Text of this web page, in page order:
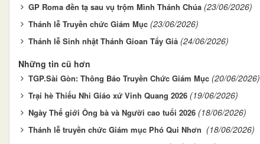
GP Roma đền tạ sau vụ trộm Mình Thánh Chúa (23/06/2026)
Thánh lễ Truyền chức Giám Mục (23/06/2026)
Thánh lễ Sinh nhật Thánh Gioan Tẩy Giả (24/06/2026)
Những tin cũ hơn
TGP.Sài Gòn: Thông Báo Truyền Chức Giám Mục (20/06/2026)
Trại hè Thiếu Nhi Giáo xứ Vinh Quang 2026 (19/06/2026)
Ngày Thế giới Ông bà và Người cao tuổi 2026 (18/06/2026)
Thánh lễ truyền chức Giám mục Phó Qui Nhơn (18/06/2026)